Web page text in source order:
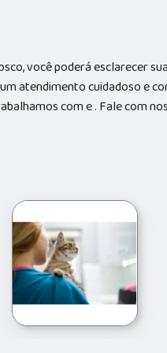
você poderá esclarecer
atendimento cuidadoso e
com e . Fale com